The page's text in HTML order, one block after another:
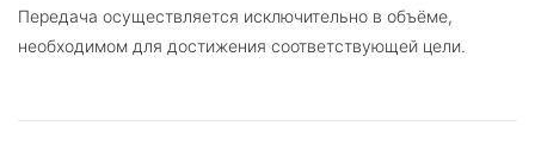
Передача осуществляется исключительно в объёме,
необходимом для достижения соответствующей цели.